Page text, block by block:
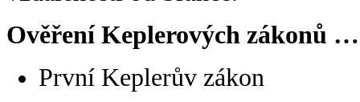
Ověření Keplerových zákonů …
První Keplerův zákon